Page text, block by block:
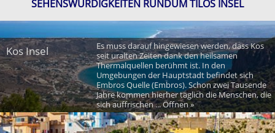
SEHENSWÜRDIGKEITEN RUNDUM TILOS INSEL
Kos Insel
Es muss darauf hingewiesen werden, dass Kos
seit uralten Zeiten dank den heilsamen
Thermalquellen berühmt ist. In den
Umgebungen der Hauptstadt befindet sich
Embros Quelle (Embros). Schon zwei Tausende
Jahre kommen hierher täglich die Menschen, die
sich auffrischen ... Öffnen »